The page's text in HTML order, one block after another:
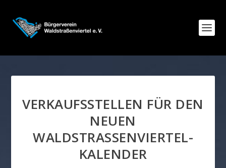
VERKAUFSSTELLEN FÜR DEN
NEUEN
WALDSTRASSENVIERTEL-K
ALENDER